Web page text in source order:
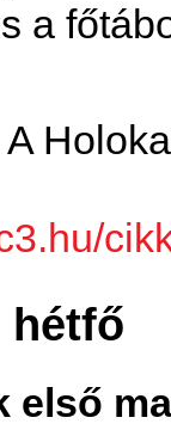
a
hétfő
első